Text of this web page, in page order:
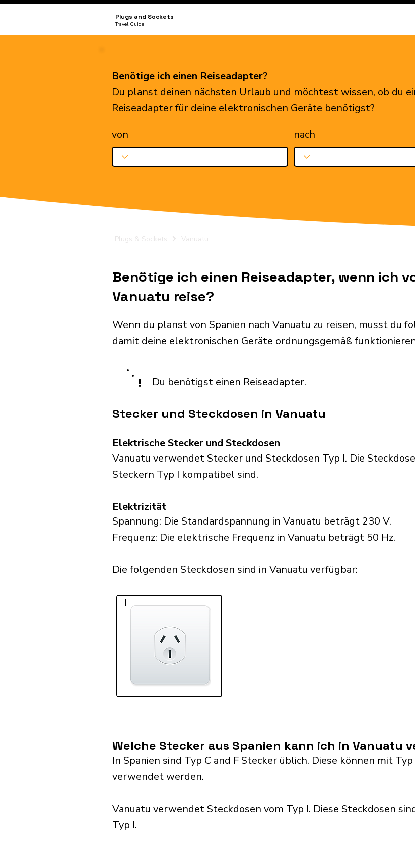
Plugs and Sockets
Travel Guide
Benötige ich einen Reiseadapter?
Du planst deinen nächsten Urlaub und möchtest wissen, ob du
Reiseadapter für deine elektronischen Geräte benötigst?
von
nach
Plugs & Sockets Vanuatu
Benötige ich einen Reiseadapter, wenn ich
Vanuatu reise?
Wenn du planst von Spanien nach Vanuatu zu reisen, musst du
damit deine elektronischen Geräte ordnungsgemäß
! Du benötigst einen Reiseadapter.
Stecker und Steckdosen in Vanuatu
Elektrische Stecker und Steckdosen
Vanuatu verwendet Stecker und Steckdosen Typ I. Die
Steckern Typ I kompatibel sind.
Elektrizität
Spannung: Die Standardspannung in Vanuatu beträgt 230 V.
Frequenz: Die elektrische Frequenz in Vanuatu beträgt 50 Hz.
Die folgenden Steckdosen sind in Vanuatu verfügbar:​
I
Welche Stecker aus Spanien kann ich in Vanuatu
In Spanien sind Typ C and F Stecker üblich. Diese können mit Typ
verwendet werden.
Vanuatu verwendet Steckdosen vom Typ I. Diese Steckdosen
Typ I.